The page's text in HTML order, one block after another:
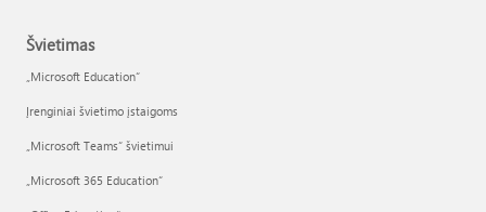
Švietimas
„Microsoft Education“
Įrenginiai švietimo įstaigoms
„Microsoft Teams“ švietimui
„Microsoft 365 Education“